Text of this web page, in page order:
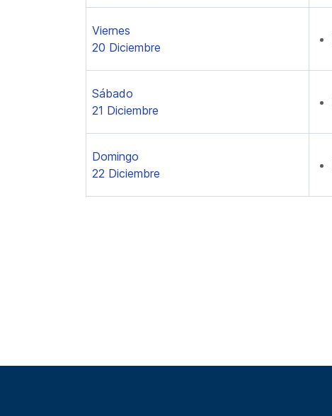
Viernes
20 Diciembre
Sábado
21 Diciembre
Domingo
22 Diciembre